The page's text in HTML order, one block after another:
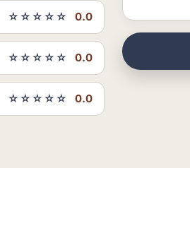
☆☆☆☆☆ 0.0
☆☆☆☆☆ 0.0
☆☆☆☆☆ 0.0